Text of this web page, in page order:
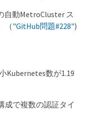
自動MetroCluster ス
（"GitHub問題#228")
Kubernetes数が1.19
成で複数の認証タイ